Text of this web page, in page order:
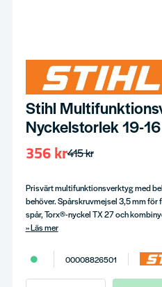
Stihl
Nyckelstorlek 19-16
415 kr
356 kr
Prisvärt multifunktionsverktyg med
behöver. Spårskruvmejsel 3,5 mm
spår, Torx®-nyckel TX 27 och
Läs mer
00008826501